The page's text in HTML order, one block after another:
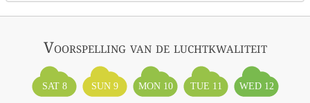
Voorspelling van de luchtkwaliteit
SAT 8 SUN 9 MON 10 TUE 11 WED 12